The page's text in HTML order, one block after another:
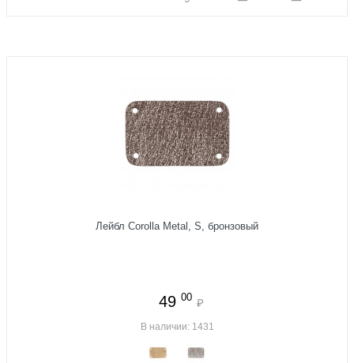
Лейбл Corolla Metal, S, бронзовый
49 00 ₽
В наличии: 1431